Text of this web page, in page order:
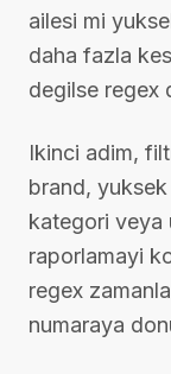
ailesi mi
daha fazla
degilse regex
Ikinci adim,
brand,
kategori veya
raporlamayi
regex
numaraya